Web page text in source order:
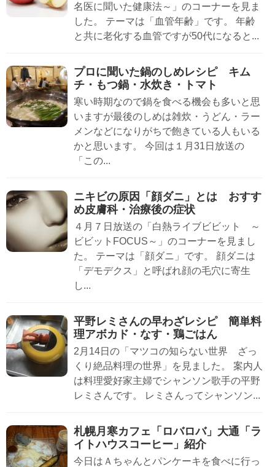
名医に聞いた健康法～」のコーナーを見ま
した。 テーマは「血管年齢」です。 年齢
と共に老化する血管ですが50代になると...
プロに聞いた鍋のしめレシピ キム
チ・もつ鍋・水炊き・トマト
寒い時期なので鍋を食べる機会も多いと思
いますが最後のしめは雑炊・うどん・ラー
メンなどになりがちで飽きている人もいる
かと思います。 今回は１月31日放送の
「この...
ニキビの原因「顔ダニ」とは おすす
め皮膚科・治療後の症状
４月７日放送の「白熱ライブビビット ～
ビビットFOCUS～」のコーナーを見まし
た。 テーマは「顔ダニ」です。 顔ダニは
「デモデクス」と呼ばれ顔の毛穴に寄生
し...
平野レミさんの早わざレシピ 簡単料
理アボカド・なす・鶏ごはん
2月14日の「マツコの知らない世界 ざっ
くり絶品料理の世界」を見ました。 案内人
は料理愛好家主婦でシャンソン歌手の平野
レミさんです。 レミさんってシャンソン...
札幌月寒カフェ「ロバロバ」大通「ラ
イトハウスコーヒー」紹介
今日はＡちゃんとパンケーキを食べに行っ